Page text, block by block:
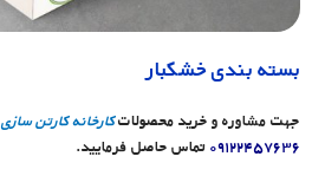
بسته بندی خشکبار
جهت مشاوره و خرید محصولاتکارخانه کارتن سازی
۰۹۱۲۲۴۵۷۶۳۶ تماس حاصل فرمایید.